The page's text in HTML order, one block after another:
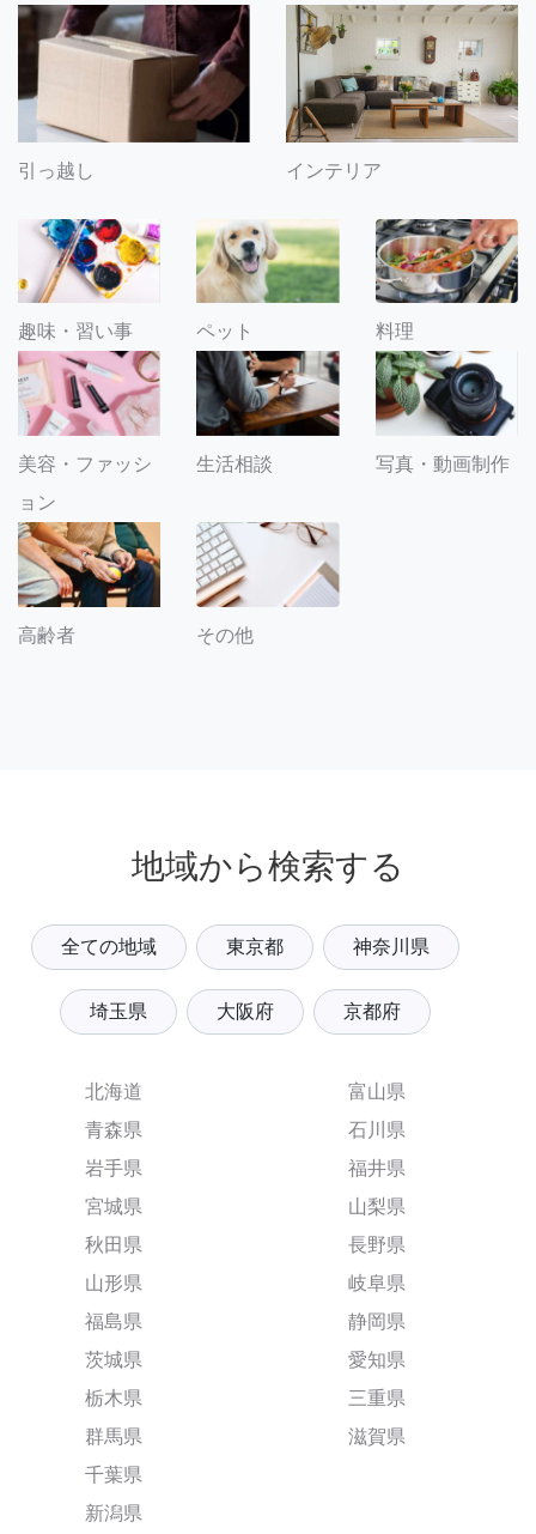
引っ越し インテリア
趣味・習い事 ペット 料理
美容・ファッシ
ョン
生活相談 写真・動画制作
高齢者 その他
地域から検索する
全ての地域 東京都 神奈川県
埼玉県 大阪府 京都府
北海道
青森県
岩手県
宮城県
秋田県
山形県
福島県
茨城県
栃木県
群馬県
千葉県
新潟県
富山県
石川県
福井県
山梨県
長野県
岐阜県
静岡県
愛知県
三重県
滋賀県